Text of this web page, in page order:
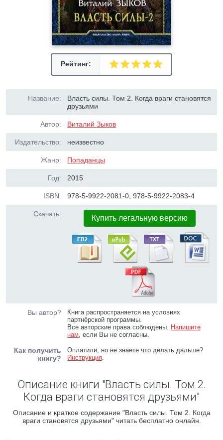
Рейтинг:
Название:
Власть силы. Том 2. Когда враги становятся
друзьями
Автор: Виталий Зыков
Издательство: неизвестно
Жанр: Попаданцы
Год: 2015
ISBN: 978-5-9922-2081-0, 978-5-9922-2083-4
Скачать: Купить легальную версию
Вы автор?
Книга распространяется на условиях
партнёрской программы.
Все авторские права соблюдены. Напишите
нам, если Вы не согласны.
Как получить
книгу?
Оплатили, но не знаете что делать дальше?
Инструкция.
Описание книги "Власть силы. Том 2.
Когда враги становятся друзьями"
Описание и краткое содержание "Власть силы. Том 2. Когда
враги становятся друзьями" читать бесплатно онлайн.